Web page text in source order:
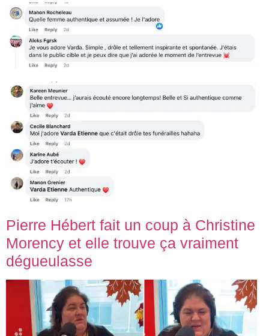
Pierre Hébert fait un coup à Christine
Morency et elle trouve ça vraiment
dégueulasse